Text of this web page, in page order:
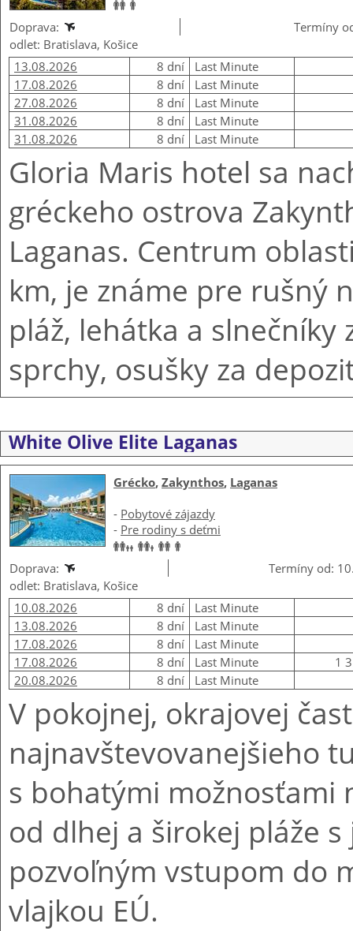
Doprava:
Termíny
odlet: Bratislava, Košice
13.08.2026
8 dní Last Minute
17.08.2026
8 dní Last Minute
27.08.2026
8 dní
Last Minute
31.08.2026
8 dní Last Minute
31.08.2026
8 dní Last Minute
Gloria Maris hotel sa
gréckeho ostrova
Laganas. Centrum
km, je známe pre rušný
pláž, lehátka a
sprchy, osušky za
White Olive Elite Laganas
Grécko, Zakynthos, Laganas
- Pobytové zájazdy
- Pre rodiny s deťmi
Doprava:
Termíny od:
odlet: Bratislava, Košice
10.08.2026
8 dní Last Minute
13.08.2026
8 dní Last Minute
17.08.2026
8 dní Last Minute
17.08.2026
8 dní Last Minute
1
20.08.2026
8 dní Last Minute
V pokojnej, okrajovej
najnavštevovanejšieho
s bohatými možnosťami
od dlhej a širokej pláže
pozvoľným vstupom do
vlajkou EÚ.